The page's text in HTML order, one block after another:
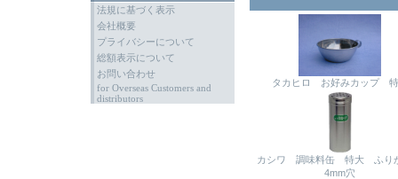
法規に基づく表示
会社概要
プライバシーについて
総額表示について
お問い合わせ
for Overseas Customers and
distributors
タカヒロ お好みカップ
カシワ 調味料缶 特大 ふ
4mm穴